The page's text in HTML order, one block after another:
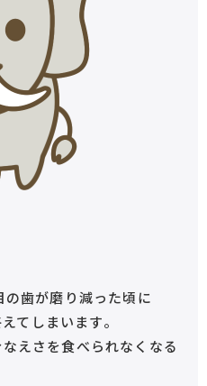
歯が磨り減った頃に
てしまいます。
えさを食べられなくなる